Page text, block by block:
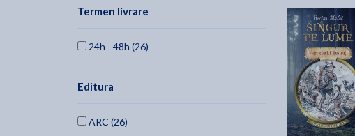
Termen livrare
24h - 48h (26)
Editura
ARC (26)